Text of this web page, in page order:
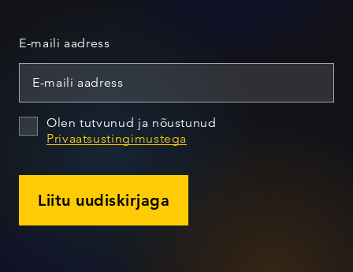
E-maili aadress
Olen tutvunud ja nõustunud
Privaatsustingimustega
Liitu uudiskirjaga